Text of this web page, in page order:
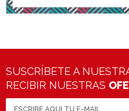
SUSCRÍBETE A
RECIBIR NUESTRAS